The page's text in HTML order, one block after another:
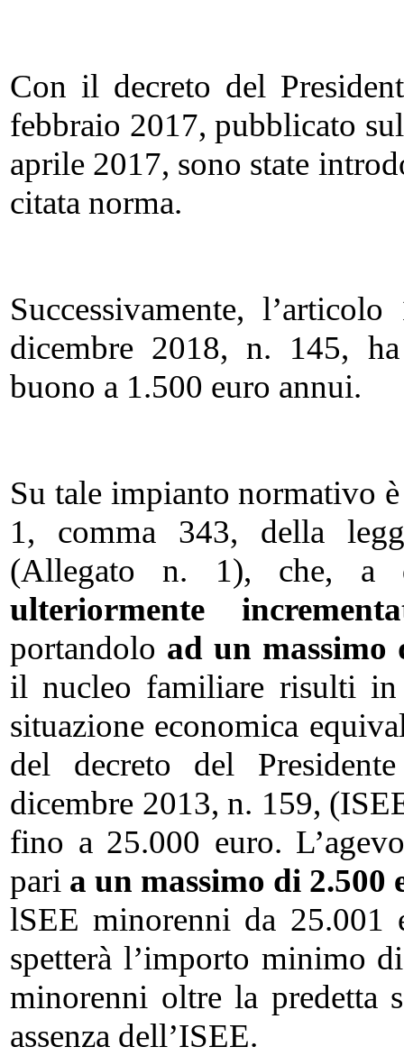
Con il decreto del
febbraio 2017, pubblicato
aprile 2017, sono state
citata norma.
Successivamente,
dicembre 2018, n. 145,
buono a 1.500 euro annui.
Su tale impianto normativo
1, comma 343, della
(Allegato n. 1), che, a
ulteriormente
portandolo ad un massimo
il nucleo familiare risulti in
situazione economica
del decreto del
dicembre 2013, n. 159,
fino a 25.000 euro.
pari a un massimo di 2.500
lSEE minorenni da
spetterà l’importo minimo
minorenni oltre la predetta
assenza dell’ISEE.